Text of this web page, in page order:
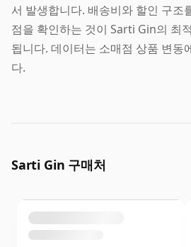
서 발생합니다. 배송비와 할인 구조
점을 확인하는 것이 Sarti Gin의 최
됩니다. 데이터는 소매점 상품 변동
다.
Sarti Gin 구매처